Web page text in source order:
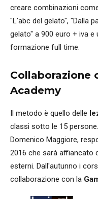
creare combinazioni
"L'abc del gelato", "Dalla
gelato" a 900 euro + iva
formazione full time.
Collaborazione
Academy
Il metodo è quello delle
classi sotto le 15
Domenico Maggiore,
2016 che sarà affiancato
esterni. Dall'autunno i
collaborazione con la